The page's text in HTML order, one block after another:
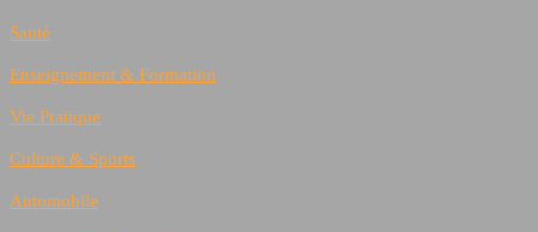
Santé
Enseignement & Formation
Vie Pratique
Culture & Sports
Automobile